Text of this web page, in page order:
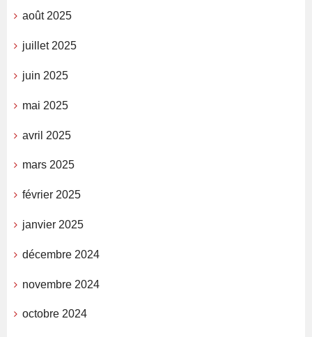
août 2025
juillet 2025
juin 2025
mai 2025
avril 2025
mars 2025
février 2025
janvier 2025
décembre 2024
novembre 2024
octobre 2024